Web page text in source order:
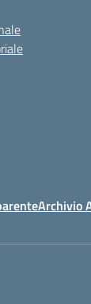
Archivio